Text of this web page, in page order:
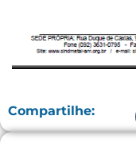
Compartilhe: